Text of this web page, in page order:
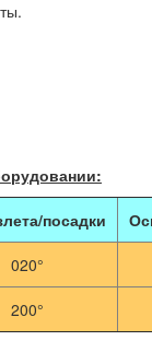
посадки
020°
200°